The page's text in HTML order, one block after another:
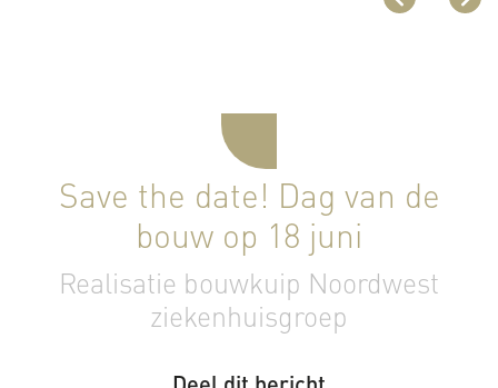
Save the date! Dag van de
bouw op 18 juni
Realisatie bouwkuip Noordwest
ziekenhuisgroep